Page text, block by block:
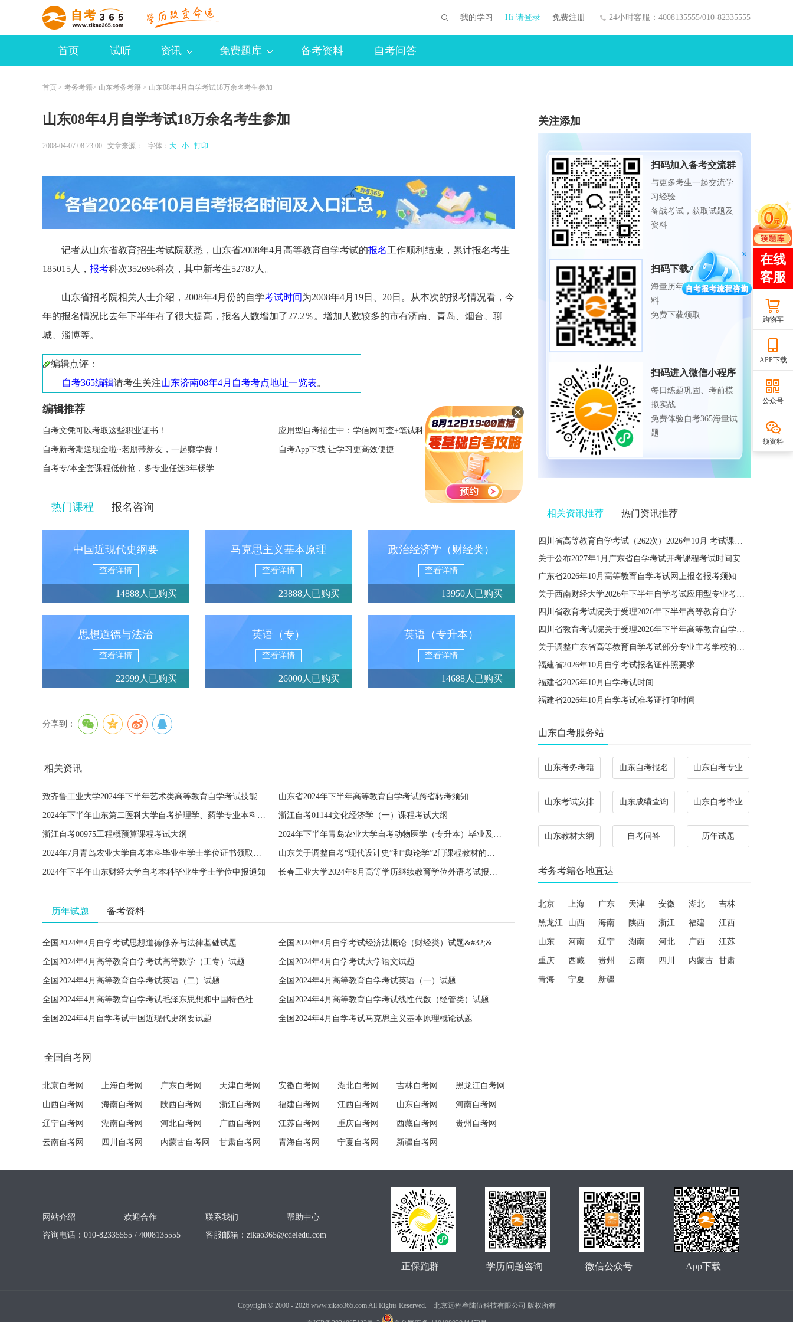
24小时客服：4008135555/010-82335555
我的学习 Hi 请登录 免费注册
首页 试听 资讯 免费题库 备考资料 自考问答
首页 > 考务考籍> 山东考务考籍 > 山东08年4月自学考试18万余名考生参加
山东08年4月自学考试18万余名考生参加
2008-04-07 08:23:00 文章来源： 字体： 大 小 打印
记者从山东省教育招生考试院获悉，山东省2008年4月高等教育自学考试的报名工作顺利结束，累计报名考生
185015人， 报考科次352696科次，其中新考生52787人。
山东省招考院相关人士介绍，2008年4月份的自学考试时间为2008年4月19日、20日。从本次的报考情况看，今
年的报名情况比去年下半年有了很大提高，报名人数增加了27.2％。增加人数较多的市有济南、青岛、烟台、聊
城、淄博等。
编辑点评：
自考365编辑请考生关注山东济南08年4月自考考点地址一览表。
编辑推荐
自考文凭可以考取这些职业证书！ 应用型自考招生中：学信网可查+笔试科目少
自考新考期送现金啦~老朋带新友，一起赚学费！ 自考App下载 让学习更高效便捷
自考专/本全套课程低价抢，多专业任选3年畅学
热门课程 报名咨询
中国近现代史纲要
查看详情
14888人已购买
马克思主义基本原理
查看详情
23888人已购买
政治经济学（财经类）
查看详情
13950人已购买
思想道德与法治
查看详情
22999人已购买
英语（专）
查看详情
26000人已购买
英语（专升本）
查看详情
14688人已购买
分享到：
相关资讯
致齐鲁工业大学2024年下半年艺术类高等教育自学考试技能考试考生的一封信 山东省2024年下半年高等教育自学考试跨省转考须知
2024年下半年山东第二医科大学自考护理学、药学专业本科毕业论文指导工作的通知 浙江自考01144文化经济学（一）课程考试大纲
浙江自考00975工程概预算课程考试大纲 2024年下半年青岛农业大学自考动物医学（专升本）毕业及实践环节考核安排
2024年7月青岛农业大学自考本科毕业生学士学位证书领取通知 山东关于调整自考“现代设计史”和“舆论学”2门课程教材的通知
2024年下半年山东财经大学自考本科毕业生学士学位申报通知 长春工业大学2024年8月高等学历继续教育学位外语考试报名的通知
历年试题 备考资料
全国2024年4月自学考试思想道德修养与法律基础试题 全国2024年4月自学考试经济法概论（财经类）试题&#32;&#32;
全国2024年4月高等教育自学考试高等数学（工专）试题 全国2024年4月自学考试大学语文试题
全国2024年4月高等教育自学考试英语（二）试题 全国2024年4月高等教育自学考试英语（一）试题
全国2024年4月高等教育自学考试毛泽东思想和中国特色社会主义理论体系概论试题 全国2024年4月高等教育自学考试线性代数（经管类）试题
全国2024年4月自学考试中国近现代史纲要试题 全国2024年4月自学考试马克思主义基本原理概论试题
全国自考网
北京自考网 上海自考网 广东自考网 天津自考网 安徽自考网 湖北自考网 吉林自考网 黑龙江自考网
山西自考网 海南自考网 陕西自考网 浙江自考网 福建自考网 江西自考网 山东自考网 河南自考网
辽宁自考网 湖南自考网 河北自考网 广西自考网 江苏自考网 重庆自考网 西藏自考网 贵州自考网
云南自考网 四川自考网 内蒙古自考网 甘肃自考网 青海自考网 宁夏自考网 新疆自考网
关注添加
扫码加入备考交流群
与更多考生一起交流学
习经验
备战考试，获取试题及
资料
扫码下载APP
海量历年试题、备考资
料
免费下载领取
扫码进入微信小程序
每日练题巩固、考前模
拟实战
免费体验自考365海量试
题
相关资讯推荐 热门资讯推荐
四川省高等教育自学考试（262次）2026年10月 考试课程简表
关于公布2027年1月广东省自学考试开考课程考试时间安排和使用教材的通知
广东省2026年10月高等教育自学考试网上报名报考须知
关于西南财经大学2026年下半年自学考试应用型专业考籍更改办理的通知
四川省教育考试院关于受理2026年下半年高等教育自学考试省际转考申请的通告
四川省教育考试院关于受理2026年下半年高等教育自学考试考籍更改申请的通告
关于调整广东省高等教育自学考试部分专业主考学校的通知
福建省2026年10月自学考试报名证件照要求
福建省2026年10月自学考试时间
福建省2026年10月自学考试准考证打印时间
山东自考服务站
山东考务考籍 山东自考报名 山东自考专业
山东考试安排 山东成绩查询 山东自考毕业
山东教材大纲 自考问答 历年试题
考务考籍各地直达
北京 上海 广东 天津 安徽 湖北 吉林
黑龙江 山西 海南 陕西 浙江 福建 江西
山东 河南 辽宁 湖南 河北 广西 江苏
重庆 西藏 贵州 云南 四川 内蒙古 甘肃
青海 宁夏 新疆
购物车
APP下载
公众号
领资料
网站介绍 欢迎合作 联系我们
帮助中心
咨询电话：010-82335555 / 4008135555
客服邮箱： zikao365@cdeledu.com
App下载
微信公众号
学历问题咨询
正保跑群
Copyright ©2000 - 2026www.zikao365.com All Rights Reserved. 北京远程叁陆伍科技有限公司 版权所有